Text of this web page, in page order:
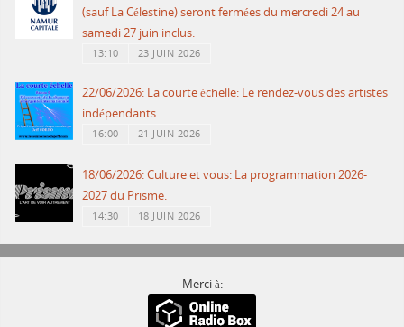
(sauf La Célestine) seront fermées du mercredi 24 au
samedi 27 juin inclus.
13:10 23 JUIN 2026
22/06/2026: La courte échelle: Le rendez-vous des artistes
indépendants.
16:00 21 JUIN 2026
18/06/2026: Culture et vous: La programmation 2026-
2027 du Prisme.
14:30 18 JUIN 2026
Merci à: